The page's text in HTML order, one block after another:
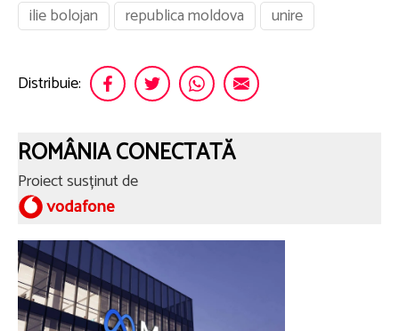
ilie bolojan
republica moldova unire
Distribuie:
ROMÂNIA CONECTATĂ
Proiect susținut de